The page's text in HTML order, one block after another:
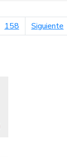
158 Siguiente